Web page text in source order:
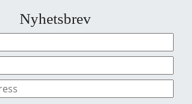
Nyhetsbrev